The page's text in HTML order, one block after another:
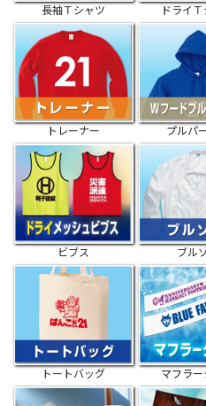
長袖Ｔシャツ ドライ
トレーナー プルパ
ビブス ブル
トートバッグ マフラ